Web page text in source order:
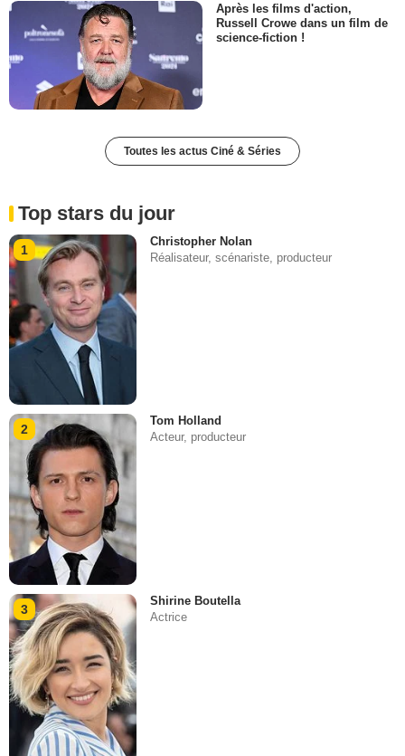
Après les films d'action,
Russell Crowe dans un film de
science-fiction !
Toutes les actus Ciné & Séries
Top stars du jour
1
Christopher Nolan
Réalisateur, scénariste, producteur
2
Tom Holland
Acteur, producteur
3
Shirine Boutella
Actrice